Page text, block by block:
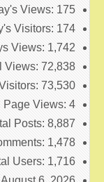
Views: 175
Visitors: 174
Views: 1,742
Views: 72,838
73,530
Page Views: 4
Posts: 8,887
1,478
Users: 1,716